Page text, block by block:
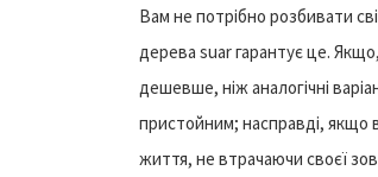
Вам не потрібно розбивати
дерева suar гарантує це.
дешевше, ніж аналогічні
пристойним; насправді,
життя, не втрачаючи своєї